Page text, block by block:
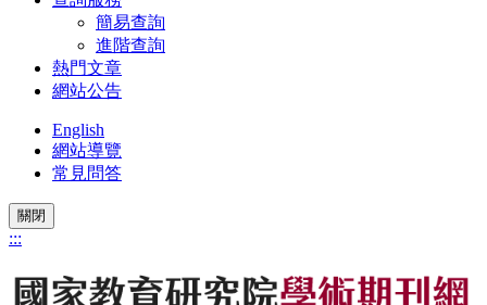
簡易查詢
進階查詢
熱門文章
網站公告
English
網站導覽
常見問答
關閉
:::